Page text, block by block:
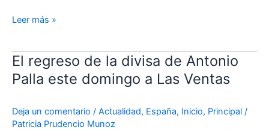
Leer más »
El regreso de la divisa de Antonio
Palla este domingo a Las Ventas
Deja un comentario / Actualidad, España, Inicio, Principal /
Patricia Prudencio Munoz
El
regreso
de
divisa
de